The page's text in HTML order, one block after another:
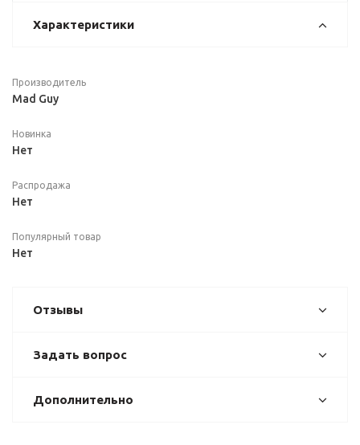
Характеристики
Производитель
Mad Guy
Новинка
Нет
Распродажа
Нет
Популярный товар
Нет
Отзывы
Задать вопрос
Дополнительно